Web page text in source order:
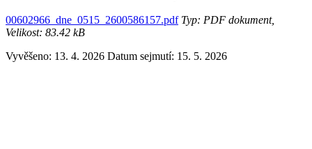
00602966_dne_0515_2600586157.pdfTyp: PDF dokument,
Velikost: 83.42 kB
Vyvěšeno: 13. 4. 2026 Datum sejmutí: 15. 5. 2026